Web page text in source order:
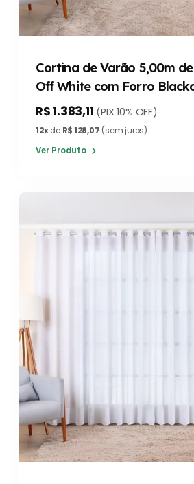
Cortina de Varão 5,00m
Off White com Forro
R$ 1.383,11 (PIX 10% OFF)
12xde R$ 128,07 (sem juros)
Ver Produto